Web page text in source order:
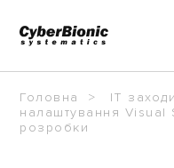
Головна IT заходи
налаштування
розробки